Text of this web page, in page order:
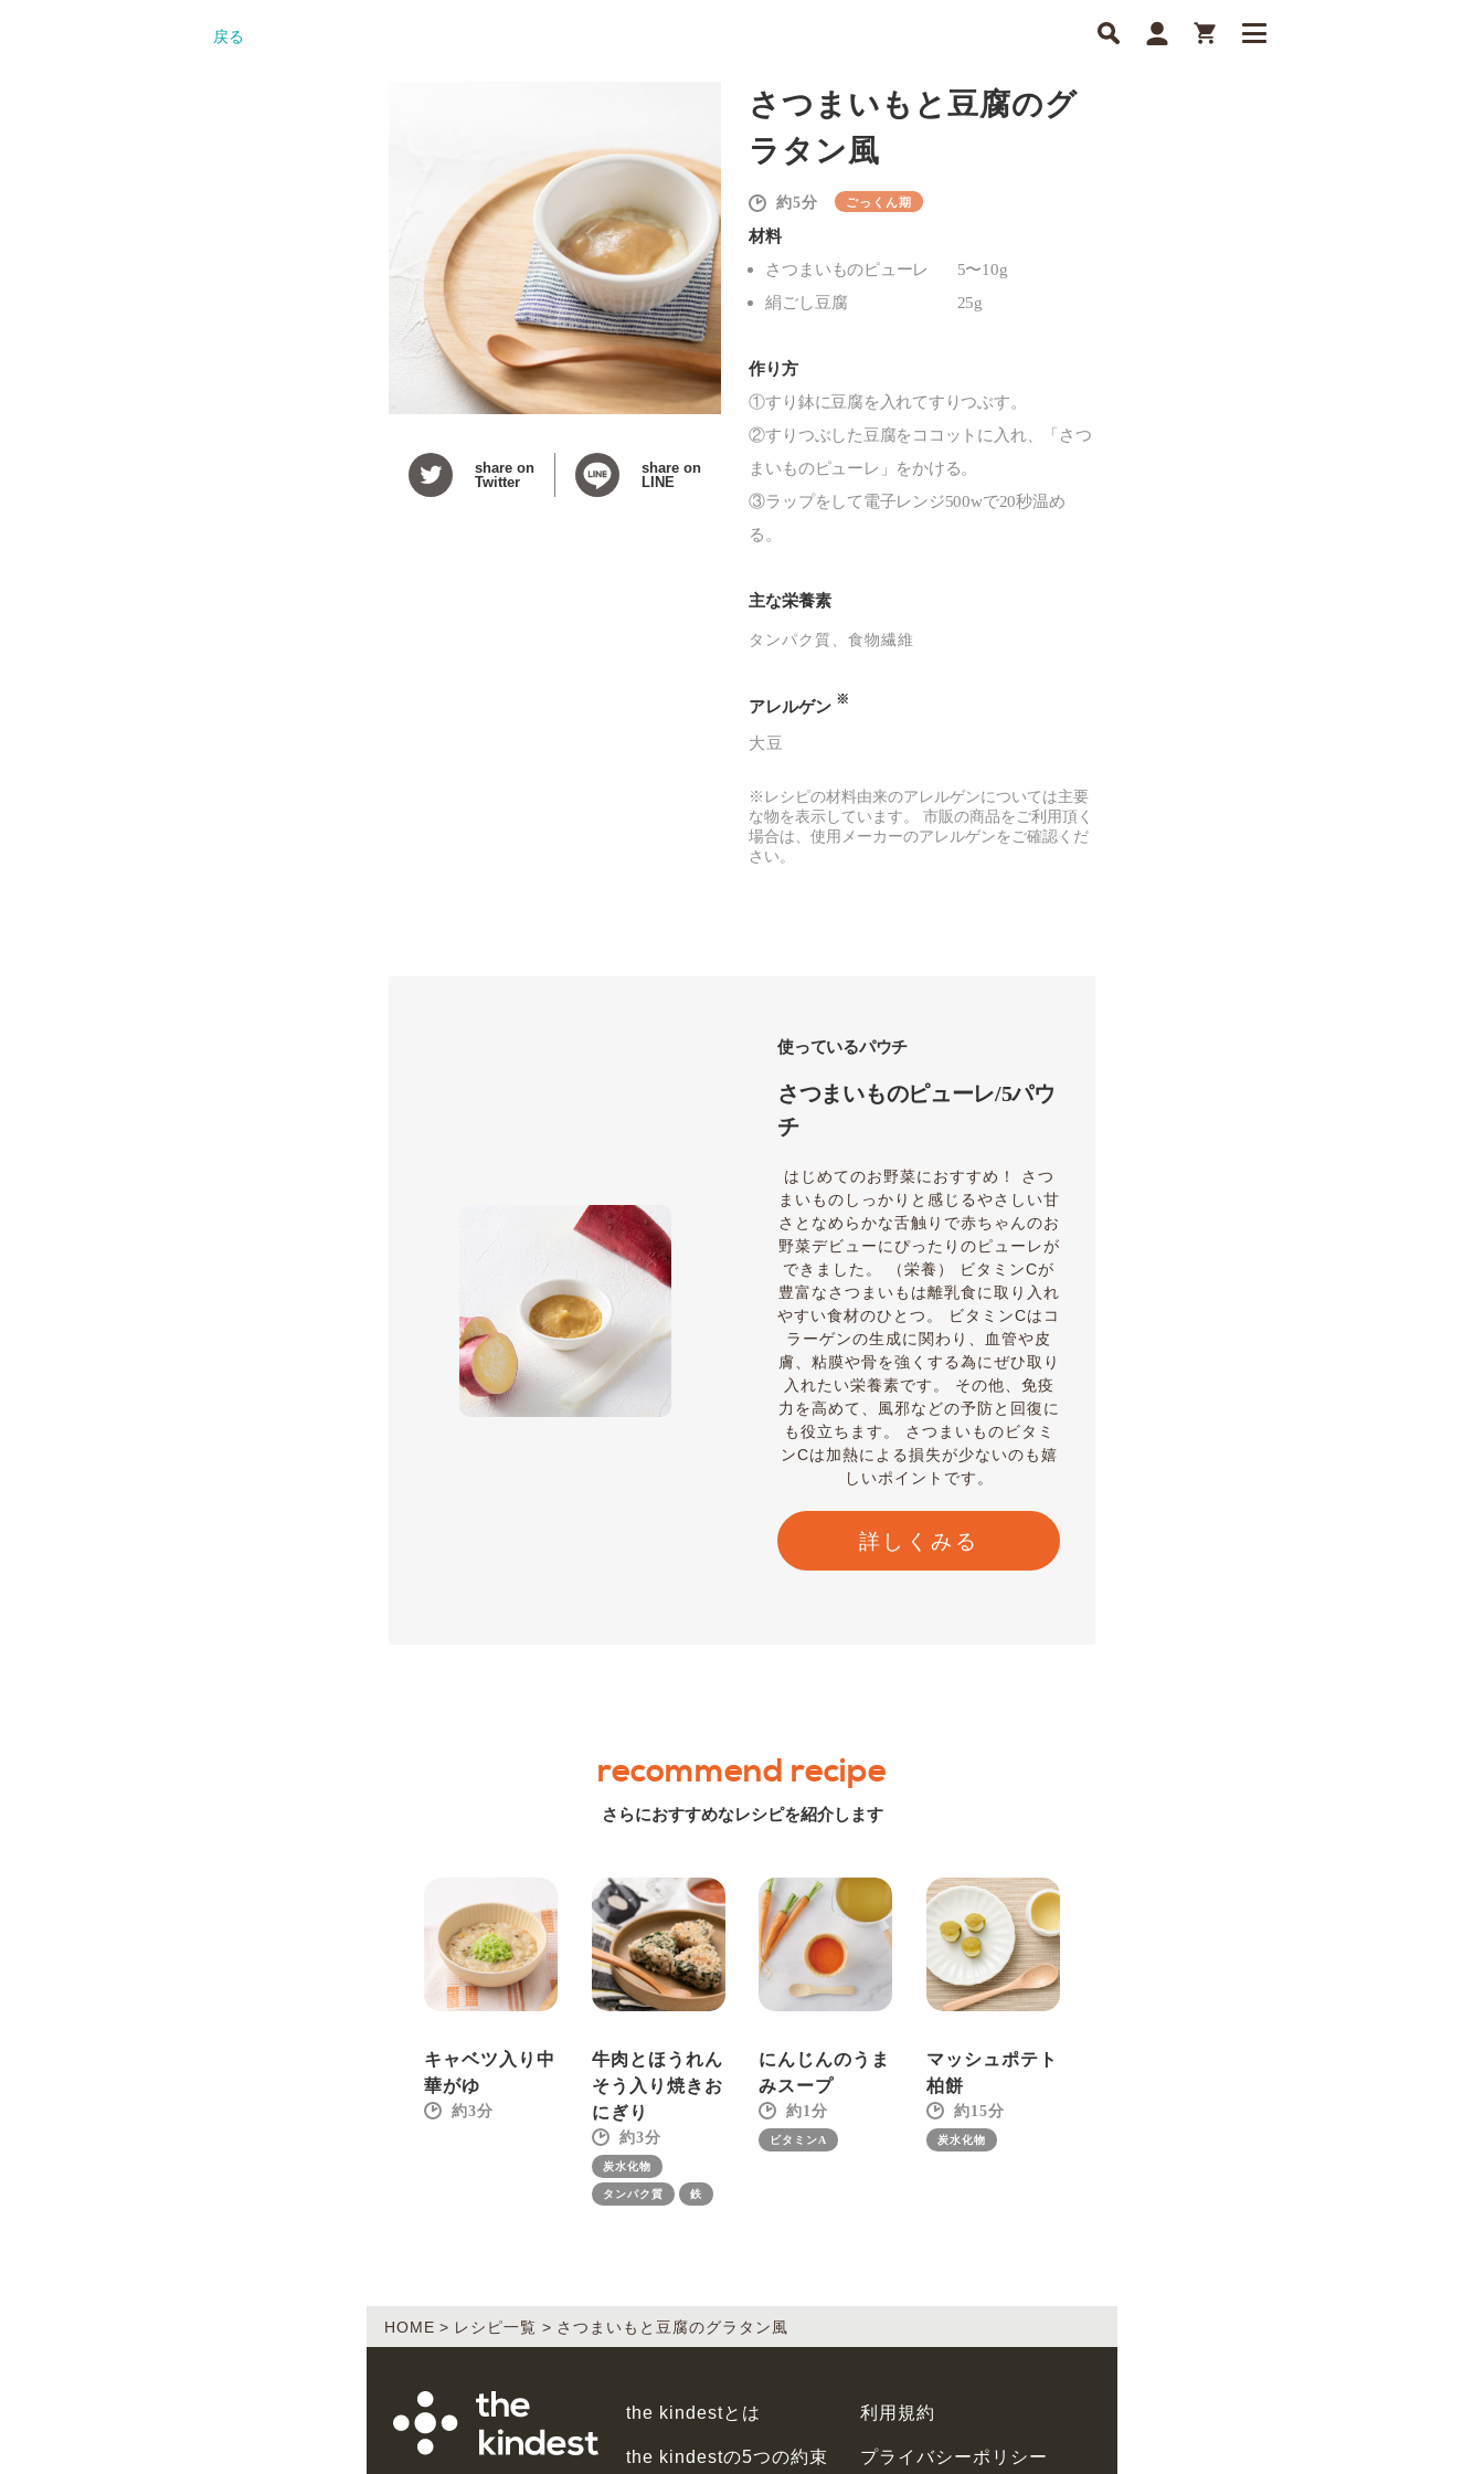
戻る
share on
Twitter
share on
LINE
さつまいもと豆腐のグ
ラタン風
5 ごっくん期
材料
さつまいものピューレ 5〜10g
絹ごし豆腐 25g
作り方
①すり鉢に豆腐を入れてすりつぶす。
②すりつぶした豆腐をココットに入れ、「さつ
まいものピューレ」をかける。
③ラップをして電子レンジ500wで20秒温め
る。
主な栄養素
タンパク質 食物繊維
アレルゲン ※
大豆
※レシピの材料由来のアレルゲンについては主要
な物を表示しています。 市販の商品をご利用頂く
場合は、使用メーカーのアレルゲンをご確認くだ
さい。
使っているパウチ
さつまいものピューレ/5パウ
チ
はじめてのお野菜におすすめ！ さつ
まいものしっかりと感じるやさしい甘
さとなめらかな舌触りで赤ちゃんのお
野菜デビューにぴったりのピューレが
できました。 （栄養） ビタミンCが
豊富なさつまいもは離乳食に取り入れ
やすい食材のひとつ。 ビタミンCはコ
ラーゲンの生成に関わり、血管や皮
膚、粘膜や骨を強くする為にぜひ取り
入れたい栄養素です。 その他、免疫
力を高めて、風邪などの予防と回復に
も役立ちます。 さつまいものビタミ
ンCは加熱による損失が少ないのも嬉
しいポイントです。
詳しくみる
recommend recipe
さらにおすすめなレシピを紹介します
キャベツ入り中
華がゆ
3
牛肉とほうれん
そう入り焼きお
にぎり
3
炭水化物
タンパク質 鉄
にんじんのうま
みスープ
1
ビタミンA
マッシュポテト
柏餅
15
炭水化物
HOME レシピ一覧 さつまいもと豆腐のグラタン風
the kindestとは
the kindestの5つの約束
利用規約
プライバシーポリシー